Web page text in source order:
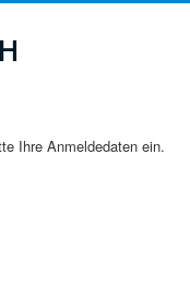
Ihre Anmeldedaten ein.